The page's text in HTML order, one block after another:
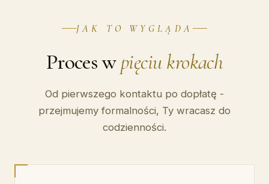
JAK TO WYGLĄDA
Proces wpięciu krokach
Od pierwszego kontaktu po dopłatę -
przejmujemy formalności, Ty wracasz do
codzienności.